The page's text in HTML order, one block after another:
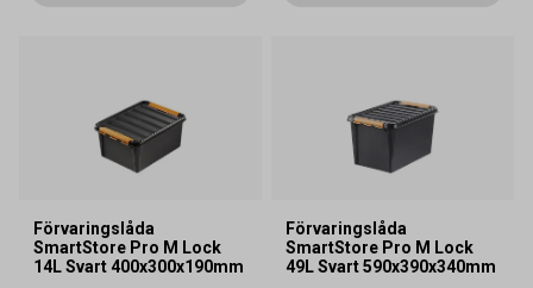
Förvaringslåda
SmartStore Pro M Lock
14L Svart 400x300x190mm
Förvaringslåda
SmartStore Pro M Lock
49L Svart 590x390x340mm